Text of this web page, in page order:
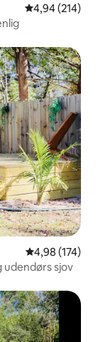
4,94 ud af 5 i
4,94 (214)
4,98 ud af 5 i
4,98 (174)
udendørs sjov